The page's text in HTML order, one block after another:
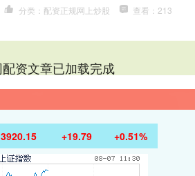
分类：配资正规网上炒股 查看：213
资文章已加载完成
3920.15 +19.79 +0.51%